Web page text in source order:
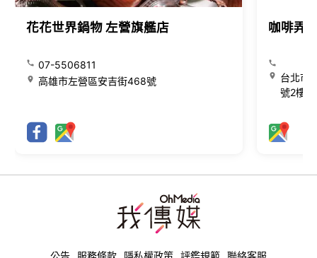
花花世界鍋物 左營旗艦店
07-5506811
高雄市左營區安吉街468號
咖啡弄
台北市
號2樓
公告 服務條款 隱私權政策 評鑑規範 聯絡客服